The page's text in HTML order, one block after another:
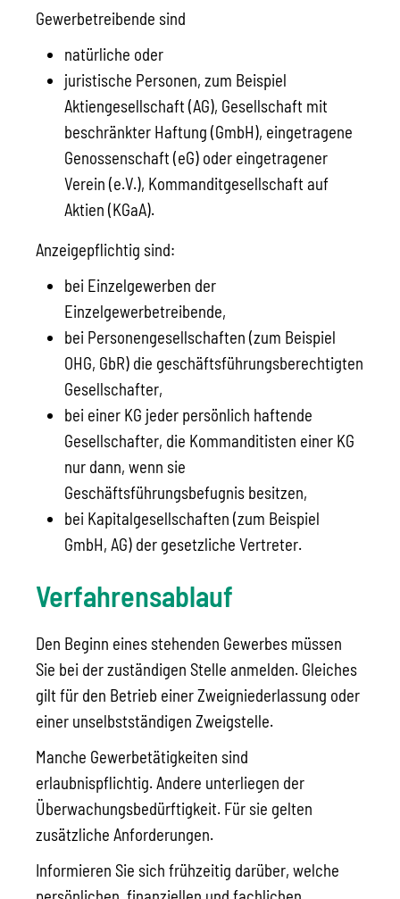
Gewerbetreibende sind
natürliche oder
juristische Personen, zum Beispiel
Aktiengesellschaft (AG), Gesellschaft mit
beschränkter Haftung (GmbH), eingetragene
Genossenschaft (eG) oder eingetragener
Verein (e.V.), Kommanditgesellschaft auf
Aktien (KGaA).
Anzeigepflichtig sind:
bei Einzelgewerben der
Einzelgewerbetreibende,
bei Personengesellschaften (zum Beispiel
OHG, GbR) die geschäftsführungsberechtigten
Gesellschafter,
bei einer KG jeder persönlich haftende
Gesellschafter, die Kommanditisten einer KG
nur dann, wenn sie
Geschäftsführungsbefugnis besitzen,
bei Kapitalgesellschaften (zum Beispiel
GmbH, AG) der gesetzliche Vertreter.
Verfahrensablauf
Den Beginn eines stehenden Gewerbes müssen
Sie bei der zuständigen Stelle anmelden. Gleiches
gilt für den Betrieb einer Zweigniederlassung oder
einer unselbstständigen Zweigstelle.
Manche Gewerbetätigkeiten sind
erlaubnispflichtig. Andere unterliegen der
Überwachungsbedürftigkeit. Für sie gelten
zusätzliche Anforderungen.
Informieren Sie sich frühzeitig darüber, welche